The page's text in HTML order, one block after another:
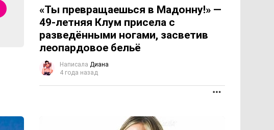
«Ты превращаешься в Мадонну!» —
49-летняя Клум присела с
разведёнными ногами, засветив
леопардовое бельё
Написала Диана
4 года назад